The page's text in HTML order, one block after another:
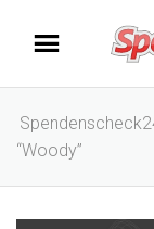
“Woody”